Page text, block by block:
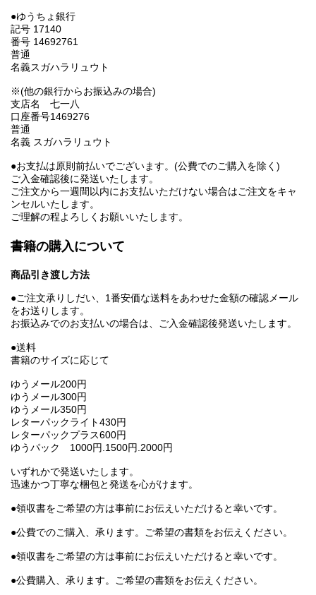
●ゆうちょ銀行
記号 17140
番号 14692761
普通
名義スガハラリュウト
※(他の銀行からお振込みの場合)
支店名 七一八
口座番号1469276
普通
名義 スガハラリュウト
●お支払は原則前払いでございます。(公費でのご購入を除く)
ご入金確認後に発送いたします。
ご注文から一週間以内にお支払いただけない場合はご注文をキャ
ンセルいたします。
ご理解の程よろしくお願いいたします。
書籍の購入について
商品引き渡し方法
●ご注文承りしだい、1番安価な送料をあわせた金額の確認メール
をお送りします。
お振込みでのお支払いの場合は、ご入金確認後発送いたします。
●送料
書籍のサイズに応じて
ゆうメール200円
ゆうメール300円
ゆうメール350円
レターパックライト430円
レターパックプラス600円
ゆうパック 1000円.1500円.2000円
いずれかで発送いたします。
迅速かつ丁寧な梱包と発送を心がけます。
●領収書をご希望の方は事前にお伝えいただけると幸いです。
●公費でのご購入、承ります。ご希望の書類をお伝えください。
●領収書をご希望の方は事前にお伝えいただけると幸いです。
●公費購入、承ります。ご希望の書類をお伝えください。